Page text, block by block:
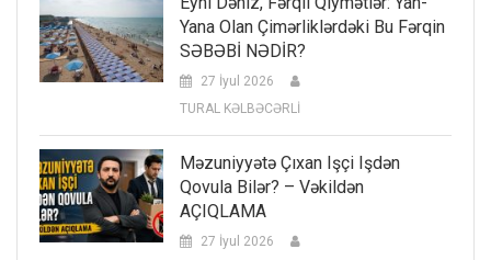
Yana Olan Çimərliklərdəki Bu Fərqin
SƏBƏBİ NƏDİR?
27 İyul 2026
TURAL KƏLBƏCƏRLİ
Məzuniyyətə Çıxan Işçi Işdən
Qovula Bilər? – Vəkildən
AÇIQLAMA
27 İyul 2026